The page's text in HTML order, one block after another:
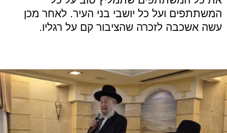
המשתתפים ועל כל יושבי בני העיר. לאחר מכן
עשה אשכבה לזכרה שהציבור קם על רגליו.